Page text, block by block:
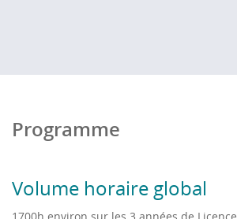
Programme
Volume horaire global
1700h environ sur les 3 années de Licence